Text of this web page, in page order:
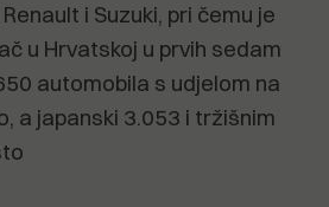
i Suzuki, pri čemu je
u Hrvatskoj u prvih sedam
automobila s udjelom na
a japanski 3.053 i tržišnim